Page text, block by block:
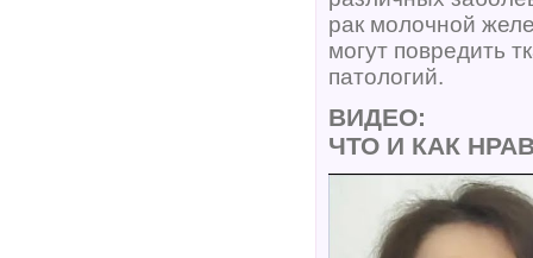
рак молочной
могут повредить
патологий.
ВИДЕО:
ЧТО И КАК